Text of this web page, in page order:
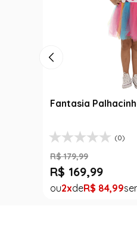
Fantasia
(0)
R$ 179,99
R$ 169,99
2 R$ 84,99